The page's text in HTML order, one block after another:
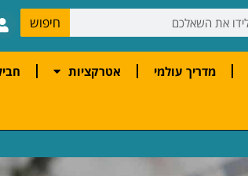
חיפוש
מדריך עולמי אטרקציות